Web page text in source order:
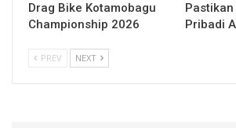
Drag Bike Kotamobagu
Championship 2026
Pribadi
PREV NEXT